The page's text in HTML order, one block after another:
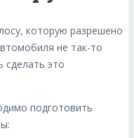
которую разрешено
не так-то
сделать это
подготовить